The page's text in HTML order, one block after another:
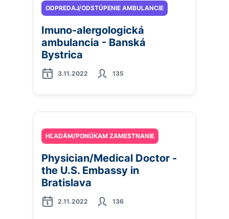
ODPREDAJ/ODSTÚPENIE AMBULANCIE
Imuno-alergologická
ambulancia - Banská
Bystrica
3.11.2022 135
HĽADÁM/PONÚKAM ZAMESTNANIE
Physician/Medical Doctor -
the U.S. Embassy in
Bratislava
2.11.2022 136